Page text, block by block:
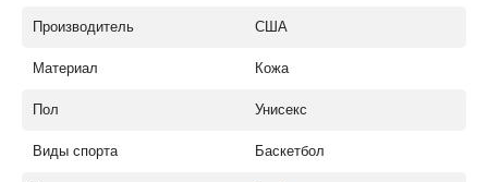
Производитель США
Материал Кожа
Пол Унисекс
Виды спорта Баскетбол